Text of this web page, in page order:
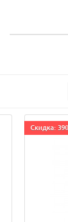
Cкидка: